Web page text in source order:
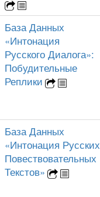
База Данных
«Интонация
Русского Диалога»:
Побудительные
Реплики
База Данных
«Интонация Русских
Повествовательных
Текстов»